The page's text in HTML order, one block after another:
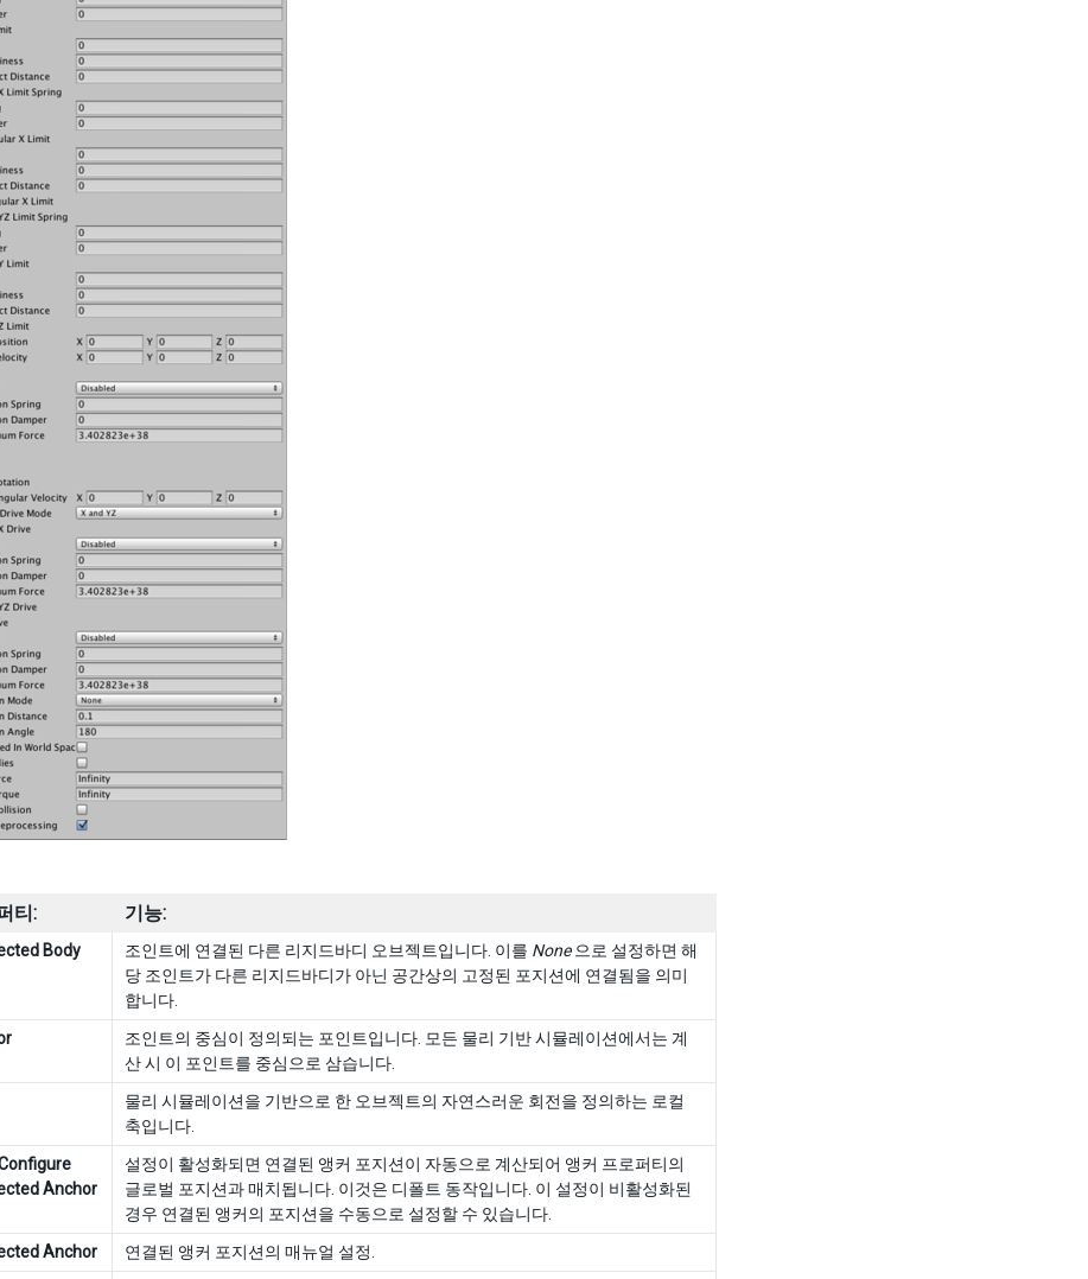
티: 기능:
Body 조인트에 연결된 다른 리지드바디 오브젝트입니다. 이를 None으로 설정하면 해
당 조인트가 다른 리지드바디가 아닌 공간상의 고정된 포지션에 연결됨을 의미
합니다.
조인트의 중심이 정의되는 포인트입니다. 모든 물리 기반 시뮬레이션에서는 계
산 시 이 포인트를 중심으로 삼습니다.
물리 시뮬레이션을 기반으로 한 오브젝트의 자연스러운 회전을 정의하는 로컬
축입니다.
Anchor
설정이 활성화되면 연결된 앵커 포지션이 자동으로 계산되어 앵커 프로퍼티의
글로벌 포지션과 매치됩니다. 이것은 디폴트 동작입니다. 이 설정이 비활성화된
경우 연결된 앵커의 포지션을 수동으로 설정할 수 있습니다.
Anchor
연결된 앵커 포지션의 매뉴얼 설정.